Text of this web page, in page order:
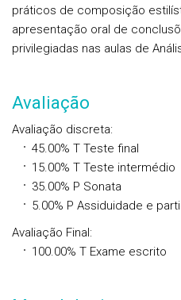
práticos de composição
apresentação oral de
privilegiadas nas aulas de
Avaliação
Avaliação discreta:
45.00% T Teste final
15.00% T Teste intermédio
35.00% P Sonata
5.00% P Assiduidade e
Avaliação Final:
100.00% T Exame escrito